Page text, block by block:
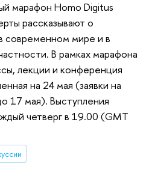
марафон Homo Digitus
рассказывают о
современном мире и в
В рамках марафона
лекции и конференция
на 24 мая (заявки на
17 мая). Выступления
четверг в 19.00 (GMT